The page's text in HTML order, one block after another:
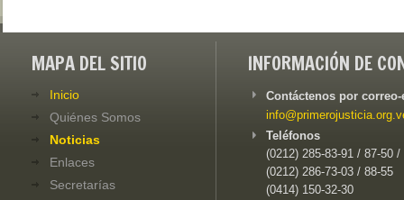
MAPA DEL SITIO
Inicio
Quiénes Somos
Noticias
Enlaces
Secretarías
INFORMACIÓN DE
Contáctenos por
Teléfonos
(0212) 285-83-91 / 87-50 /
(0212) 286-73-03 / 88-55
(0414) 150-32-30